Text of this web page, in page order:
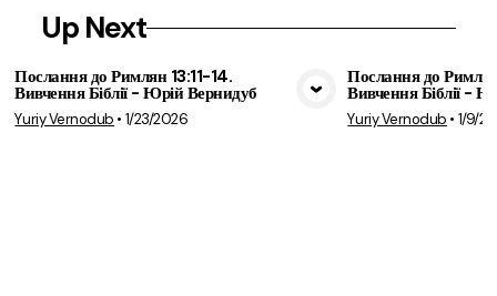
Up Next
View Media
Послання до Римлян 13:11-14.
Вивчення Біблії - Юрій Вернидуб
Yuriy Vernodub • 1/23/2026
Послання до
Вивчення Біблії -
Yuriy Vernodub • 1/9/